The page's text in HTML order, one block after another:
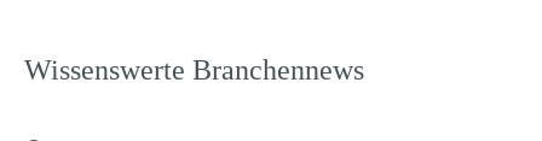
Wissenswerte Branchennews